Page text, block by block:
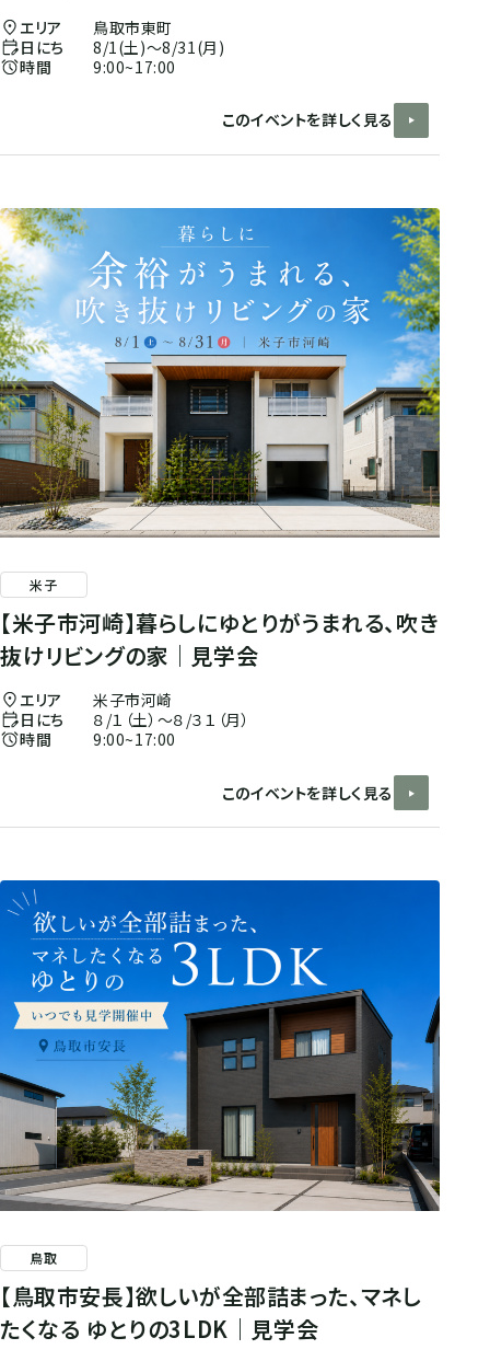
エリア
鳥取市東町
日にち
8/1(土)〜8/31(月)
時間
9:00~17:00
このイベントを詳しく見る
米子
【米子市河崎】暮らしにゆとりがうまれる、吹き
抜けリビングの家｜見学会
エリア
米子市河崎
日にち
８/１（土）～８/３１（月）
時間
9:00~17:00
このイベントを詳しく見る
鳥取
【鳥取市安長】欲しいが全部詰まった、マネし
たくなる ゆとりの3LDK｜見学会